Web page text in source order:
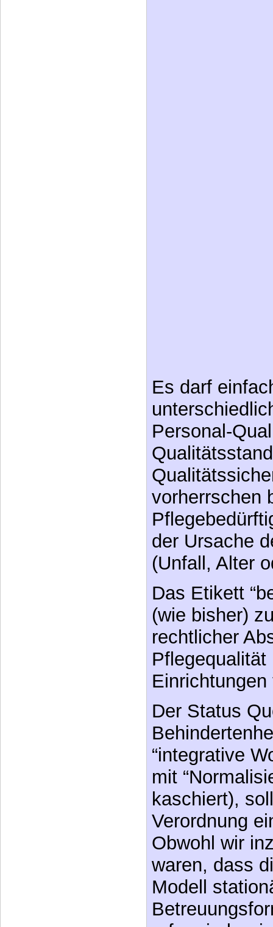
Es darf
Personal-
vorherrschen
der Ursache
(Unfall, Alter
Das Etikett
(wie bisher)
rechtlicher
Einrichtungen
Der Status
“integrative
mit
kaschiert),
Verordnung
Obwohl wir
waren, dass
Modell